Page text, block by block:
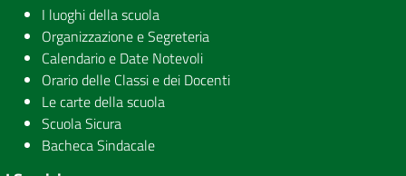
I luoghi della scuola
Organizzazione e Segreteria
Calendario e Date Notevoli
Orario delle Classi e dei Docenti
Le carte della scuola
Scuola Sicura
Bacheca Sindacale